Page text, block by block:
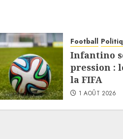
Football
Infantino
pression :
la FIFA
1 AOÛT 2026